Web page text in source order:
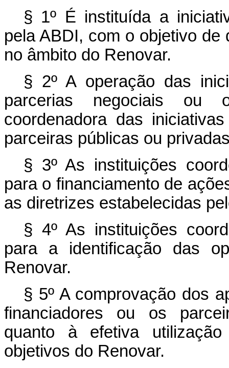
§ 1º É instituída a
pela ABDI, com o objetivo
no âmbito do Renovar.
§ 2º A operação das
parcerias negociais ou
coordenadora das
parceiras públicas ou
§ 3º As instituições
para o financiamento de
as diretrizes estabelecidas
§ 4º As instituições
para a identificação das
Renovar.
§ 5º A comprovação dos
financiadores ou os
quanto à efetiva
objetivos do Renovar.